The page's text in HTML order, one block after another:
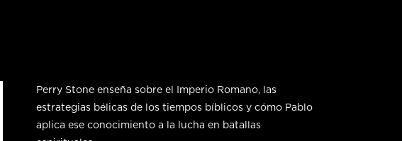
Perry Stone enseña sobre el Imperio Romano, las
estrategias bélicas de los tiempos bíblicos y cómo Pablo
aplica ese conocimiento a la lucha en batallas